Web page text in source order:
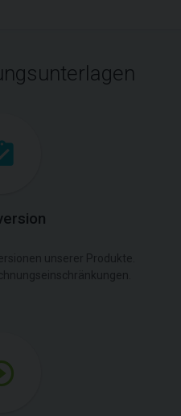
unserer Produkte.